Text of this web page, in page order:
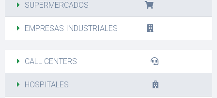
SUPERMERCADOS
EMPRESAS INDUSTRIALES
CALL CENTERS
HOSPITALES